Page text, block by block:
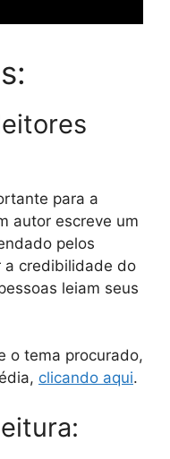
para a
autor escreve um
pelos
a credibilidade do
leiam seus
o tema procurado,
clicando aqui.